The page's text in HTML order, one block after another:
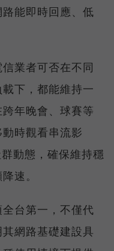
能即時回應、低
業者可否在不同
下，都能維持一
年晚會、球賽等
時觀看串流影
動態，確保維持穩
速。
台第一，不僅代
網路基礎建設具